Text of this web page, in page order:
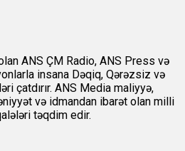
ANS ÇM Radio, ANS Press və
insana Dəqiq, Qərəzsiz və
çatdırır. ANS Media maliyyə,
və idmandan ibarət olan milli
təqdim edir.